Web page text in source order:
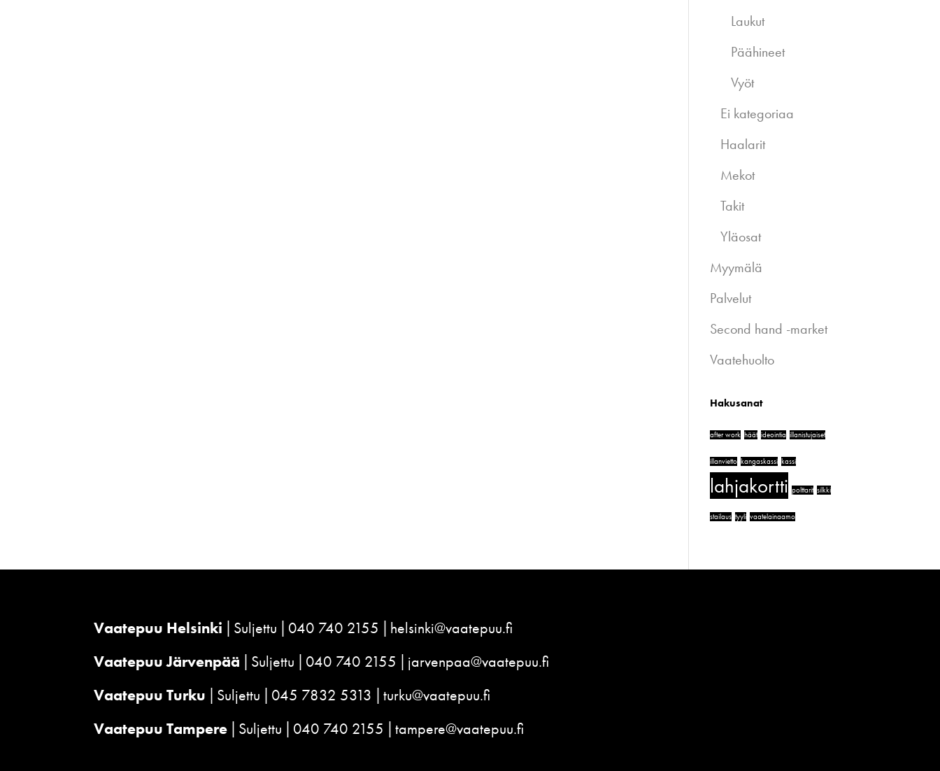
Laukut
Päähineet
Vyöt
Ei kategoriaa
Haalarit
Mekot
Takit
Yläosat
Myymälä
Palvelut
Second hand -market
Vaatehuolto
Hakusanat
after work häät ideointia illanistujaiset
illanvietto kangaskassi kassi
lahjakortti polttarit silkki
stailaus tyyli vaatelainaamo
Vaatepuu Helsinki Suljettu 040 740 2155
helsinki@vaatepuu.fi
Vaatepuu Järvenpää
Suljettu 040 740 2155
jarvenpaa@vaatepuu.fi
Vaatepuu Turku
Suljettu 045 7832 5313
turku@vaatepuu.fi
Vaatepuu Tampere Suljettu 040 740 2155 tampere@vaatepuu.fi